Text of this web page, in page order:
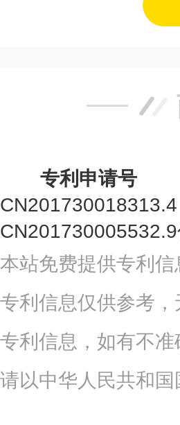
专利申请号
CN201730018313.4
CN201730005532.9
本站免费提供专利
专利信息仅供参考
专利信息，如有不
请以中华人民共和